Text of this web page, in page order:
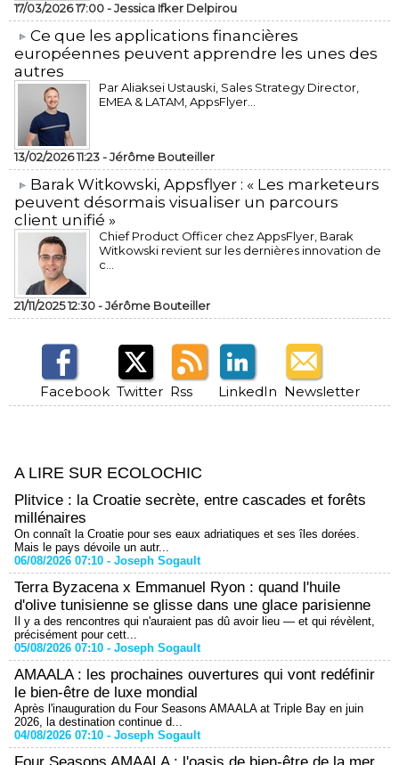
17/03/2026 17:00 -Jessica Ifker Delpirou
​Ce que les applications financières
européennes peuvent apprendre les unes des
autres
Par Aliaksei Ustauski, Sales Strategy Director,
EMEA & LATAM, AppsFlyer...
13/02/2026 11:23 -Jérôme Bouteiller
​Barak Witkowski, Appsflyer : « Les marketeurs
peuvent désormais visualiser un parcours
client unifié »
Chief Product Officer chez AppsFlyer, ​Barak
Witkowski revient sur les dernières innovation de
c...
21/11/2025 12:30 -Jérôme Bouteiller
Facebook Twitter Rss LinkedIn Newsletter
A LIRE SUR ECOLOCHIC
Plitvice : la Croatie secrète, entre cascades et forêts
millénaires
On connaît la Croatie pour ses eaux adriatiques et ses îles dorées.
Mais le pays dévoile un autr...
06/08/2026 07:10 - Joseph Sogault
Terra Byzacena x Emmanuel Ryon : quand l'huile
d'olive tunisienne se glisse dans une glace parisienne
Il y a des rencontres qui n'auraient pas dû avoir lieu — et qui révèlent,
précisément pour cett...
05/08/2026 07:10 - Joseph Sogault
AMAALA : les prochaines ouvertures qui vont redéfinir
le bien-être de luxe mondial
Après l'inauguration du Four Seasons AMAALA at Triple Bay en juin
2026, la destination continue d...
04/08/2026 07:10 - Joseph Sogault